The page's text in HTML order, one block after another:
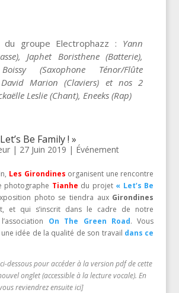
du groupe Electrophazz : Yann
Japhet Boristhene (Batterie),
(Saxophone Ténor/Flûte
David Marion (Claviers) et nos 2
Leslie (Chant), Eneeks (Rap)
Be Family ! »
| 27 Juin 2019 | Événement
Les Girondines organisent une rencontre
photographe Tianhe du projet « Let’s Be
photo se tiendra aux Girondines
et qui s’inscrit dans le cadre de notre
On The Green Road. Vous
idée de la qualité de son travail dans ce
dessous pour accéder à la version pdf de cette
onglet (accessible à la lecture vocale). En
reviendrez ensuite ici]